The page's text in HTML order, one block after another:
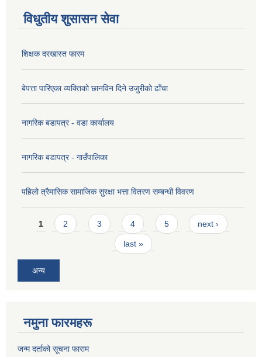
विधुतीय शुसासन सेवा
शिक्षक दरखास्त फारम
बेपत्ता पारिएका व्यक्तिको छानविन दिने उजुरीको ढाँचा
नागरिक बडापत्र - वडा कार्यालय
नागरिक बडापत्र - गाउँपालिका
पहिलो त्रैमासिक सामाजिक सुरक्षा भत्ता वितरण सम्बन्धी विवरण
Pages
1 2 3 4 5 next ›
last »
अन्य
नमुना फारमहरू
जन्म दर्ताको सूचना फाराम